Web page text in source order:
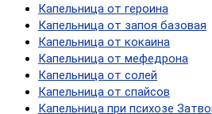
Капельница от героина
Капельница от запоя базовая
Капельница от кокаина
Капельница от мефедрона
Капельница от солей
Капельница от спайсов
Капельница при психозе